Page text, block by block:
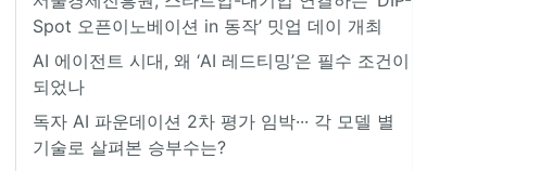
Spot 오픈이노베이션 in 동작’ 밋업 데이 개최
AI 에이전트 시대, 왜 ‘AI 레드티밍’은 필수 조건이
되었나
독자 AI 파운데이션 2차 평가 임박··· 각 모델 별
기술로 살펴본 승부수는?